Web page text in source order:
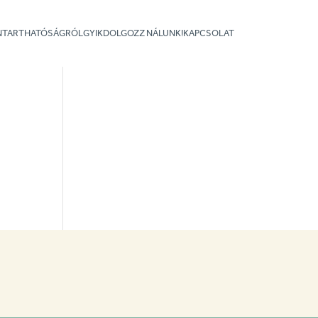
GYIKDOLGOZZ NÁLUNK!KAPCSOLAT